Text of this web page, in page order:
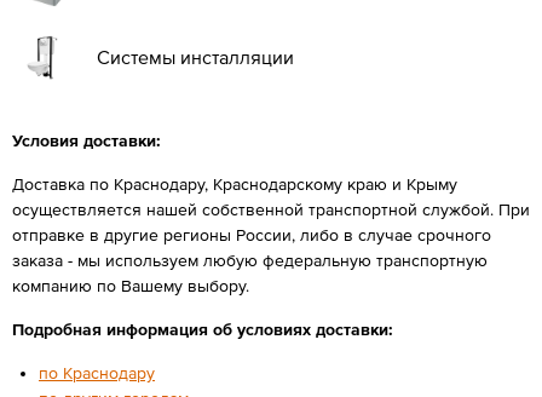
Системы инсталляции
Условия доставки:
Доставка по Краснодару, Краснодарскому краю и Крыму
осуществляется нашей собственной транспортной службой. При
отправке в другие регионы России, либо в случае срочного
заказа - мы используем любую федеральную транспортную
компанию по Вашему выбору.
Подробная информация об условиях доставки:
по Краснодару